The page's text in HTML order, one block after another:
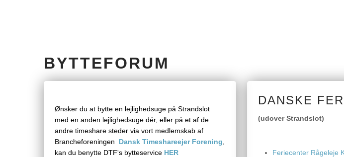
BYTTEFORUM
Ønsker du at bytte en lejlighedsuge på Strandslot
med en anden lejlighedsuge dér, eller på et af de
andre timeshare steder via vort medlemskab af
Brancheforeningen
Dansk Timeshareejer Forening
kan du benytte DTF's bytteservice HER
DANSKE
(udover Strandslot)
Feriecenter Rågeleje